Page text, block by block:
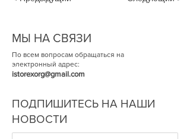
МЫ НА СВЯЗИ
По всем вопросам обращаться на
электронный адрес:
istorexorg@gmail.com
ПОДПИШИТЕСЬ НА НАШИ
НОВОСТИ